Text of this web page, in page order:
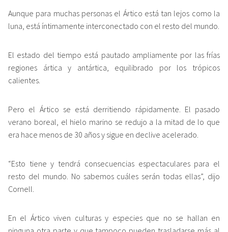
Aunque para muchas personas el Ártico está tan lejos como la
luna, está íntimamente interconectado con el resto del mundo.
El estado del tiempo está pautado ampliamente por las frías
regiones ártica y antártica, equilibrado por los trópicos
calientes.
Pero el Ártico se está derritiendo rápidamente. El pasado
verano boreal, el hielo marino se redujo a la mitad de lo que
era hace menos de 30 años y sigue en declive acelerado.
“Esto tiene y tendrá consecuencias espectaculares para el
resto del mundo. No sabemos cuáles serán todas ellas”, dijo
Cornell.
En el Ártico viven culturas y especies que no se hallan en